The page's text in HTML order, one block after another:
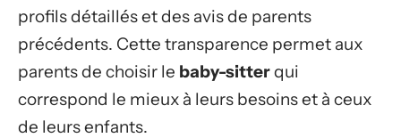
profils détaillés et des avis de parents
précédents. Cette transparence permet aux
parents de choisir le baby-sitterqui
correspond le mieux à leurs besoins et à ceux
de leurs enfants.